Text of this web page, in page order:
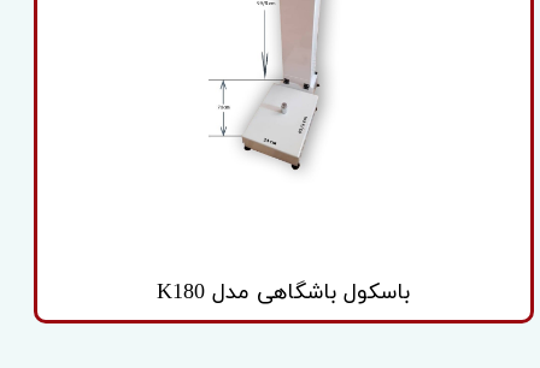
باسکول باشگاهی مدل K180